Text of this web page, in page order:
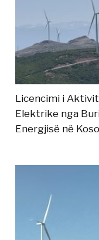
Licencimi i
Elektrike nga
Energjisë në